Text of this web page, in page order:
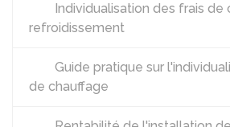
Individualisation des frais de
refroidissement
Guide pratique sur
de chauffage